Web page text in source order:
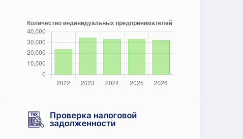
Проверка налоговой
задолженности